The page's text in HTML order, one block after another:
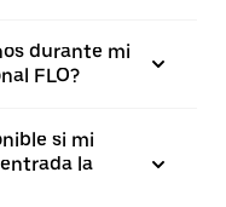
durante mi
FLO?
si mi
la